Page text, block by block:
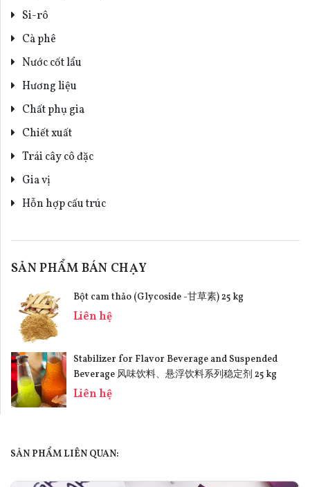
Si-rô
Cà phê
Nước cốt lẩu
Hương liệu
Chất phụ gia
Chiết xuất
Trái cây cô đặc
Gia vị
Hỗn hợp cấu trúc
SẢN PHẨM BÁN CHẠY
Bột cam thảo (Glycoside -甘草素) 25 kg
Liên hệ
Stabilizer for Flavor Beverage and Suspended
Beverage 风味饮料、悬浮饮料系列稳定剂 25 kg
Liên hệ
SẢN PHẨM LIÊN QUAN: